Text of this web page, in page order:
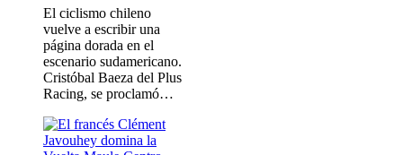
El ciclismo chileno
vuelve a escribir una
página dorada en el
escenario sudamericano.
Cristóbal Baeza del Plus
Racing, se proclamó…